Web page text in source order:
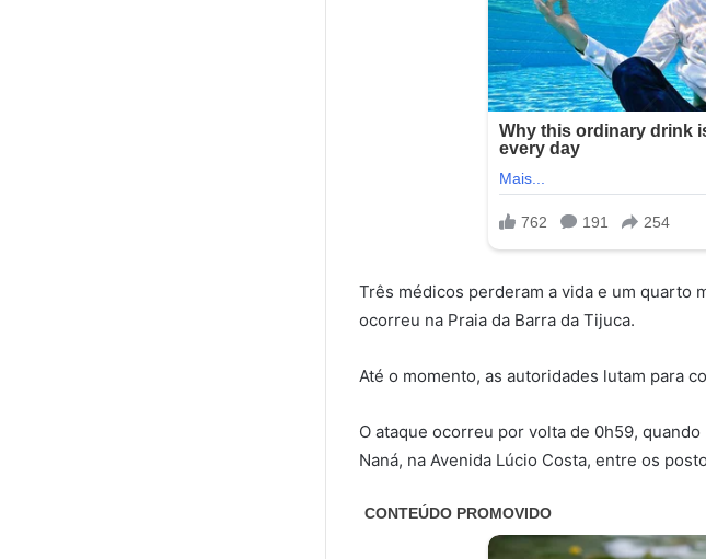
Três médicos perderam a vida e um quarto
ocorreu na Praia da Barra da Tijuca.
Até o momento, as autoridades lutam para
O ataque ocorreu por volta de 0h59,
Naná, na Avenida Lúcio Costa, entre os